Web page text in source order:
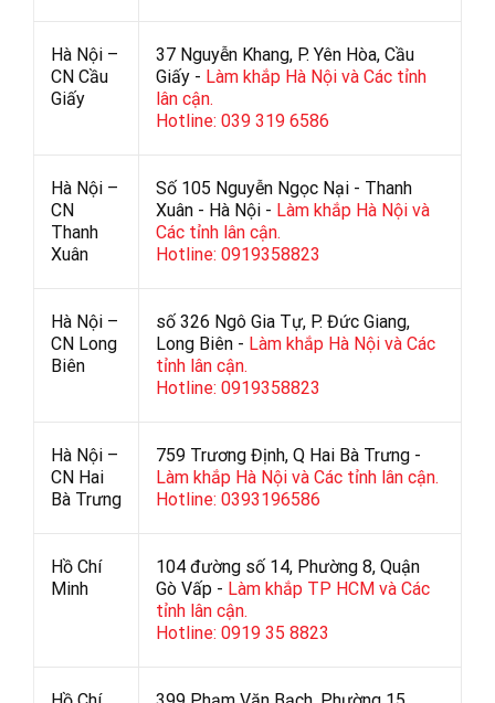
Hà Nội –
CN Cầu
Giấy
37 Nguyễn Khang, P. Yên Hòa, Cầu
Giấy - Làm khắp Hà Nội và Các tỉnh
lân cận.
Hotline: 039 319 6586
Hà Nội –
CN
Thanh
Xuân
Số 105 Nguyễn Ngọc Nại - Thanh
Xuân - Hà Nội - Làm khắp Hà Nội và
Các tỉnh lân cận.
Hotline: 0919358823
Hà Nội –
CN Long
Biên
số 326 Ngô Gia Tự, P. Đức Giang,
Long Biên - Làm khắp Hà Nội và Các
tỉnh lân cận.
Hotline: 0919358823
Hà Nội –
CN Hai
Bà Trưng
759 Trương Định, Q Hai Bà Trưng -
Làm khắp Hà Nội và Các tỉnh lân cận.
Hotline: 0393196586
Hồ Chí
Minh
104 đường số 14, Phường 8, Quận
Gò Vấp - Làm khắp TP HCM và Các
tỉnh lân cận.
Hotline: 0919 35 8823